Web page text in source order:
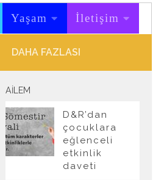
Yaşam İletişim
DAHA FAZLASI
AILEM
D&R’dan
çocuklara
eğlenceli
etkinlik
daveti